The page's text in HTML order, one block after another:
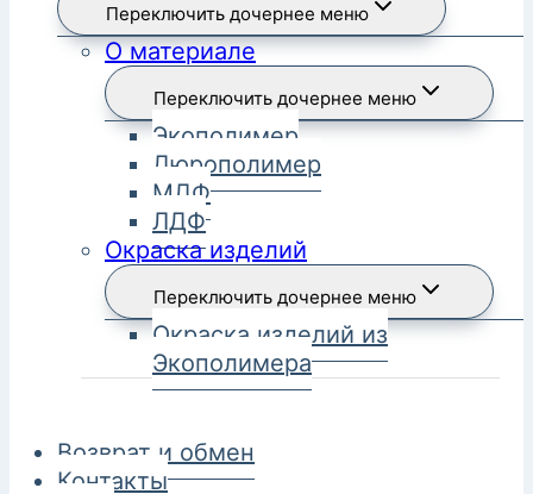
Переключить дочернее меню
О материале
Переключить дочернее меню
Экополимер
Дюрополимер
МДФ
ЛДФ
Окраска изделий
Переключить дочернее меню
Окраска изделий из
Экополимера
Возврат и обмен
Контакты